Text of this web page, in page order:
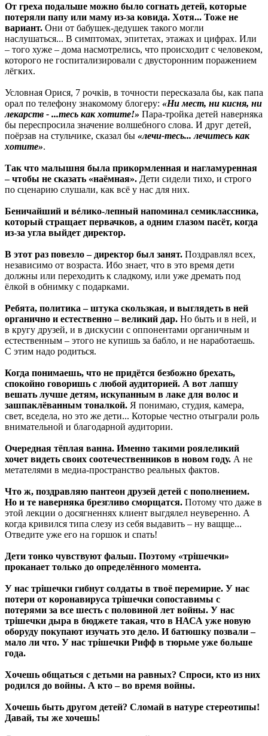
От греха подальше можно было согнать детей, которые
потеряли папу или маму из-за ковида. Хотя... Тоже не
вариант. Они от бабушек-дедушек такого могли
наслушаться... В симптомах, эпитетах, этажах и цифрах. Или
– того хуже – дома насмотрелись, что происходит с человеком,
которого не госпитализировали с двусторонним поражением
лёгких.
Условная Орися, 7 рочків, в точности пересказала бы, как папа
орал по телефону знакомому блогеру: «Ни мест, ни кисня, ни
лекарств - ...тесь как хотите!» Пара-тройка детей наверняка
бы переспросила значение волшебного слова. И друг детей,
поёрзав на стульчике, сказал бы «лечи-тесь... лечитесь как
хотите».
Так что малышня была прикормленная и нагламуренная
– чтобы не сказать «наёмная». Дети сидели тихо, и строго
по сценарию слушали, как всё у нас для них.
Беничайший и вéлико-лепный напоминал семиклассника,
который стращает первачков, а одним глазом пасёт, когда
из-за угла выйдет директор.
В этот раз повезло – директор был занят. Поздравлял всех,
независимо от возраста. Ибо знает, что в это время дети
должны или переходить к сладкому, или уже дремать под
ёлкой в обнимку с подарками.
Ребята, политика – штука скользкая, и выглядеть в ней
органично и естественно – великий дар. Но быть и в ней, и
в кругу друзей, и в дискусии с оппонентами органичным и
естественным – этого не купишь за бабло, и не наработаешь.
С этим надо родиться.
Когда понимаешь, что не придётся безбожно брехать,
спокойно говоришь с любой аудиторией. А вот лапшу
вешать лучше детям, искупанным в лаке для волос и
зашпаклёванным тоналкой. Я понимаю, студия, камера,
свет, вседела, но это же дети... Которые честно отыграли роль
внимательной и благодарной аудитории.
Очередная тёплая ванна. Именно такими роялеликий
хочет видеть своих соотечественников в новом году. А не
метателями в медиа-пространство реальных фактов.
Что ж, поздравляю пантеон друзей детей с пополнением.
Но и те наверняка брезгливо сморщатся. Потому что даже в
этой лекции о досягненнях клиент выгдялел неуверенно. А
когда кривился типа слезу из себя выдавить – ну ващще...
Отведите уже его на горшок и спать!
Дети тонко чувствуют фальш. Поэтому «трішечки»
проканает только до определённого момента.
У нас трішечки гибнут солдаты в твоё перемирие. У нас
потери от коронавируса трішечки сопоставимы с
потерями за все шесть с половиной лет войны. У нас
трішечки дыра в бюджете такая, что в НАСА уже новую
оборуду покупают изучать это дело. И батюшку позвали –
мало ли что. У нас трішечки Рифф в тюрьме уже больше
года.
Хочешь общаться с детьми на равных? Спроси, кто из них
родился до войны. А кто – во время войны.
Хочешь быть другом детей? Сломай в натуре стереотипы!
Давай, ты же хочешь!